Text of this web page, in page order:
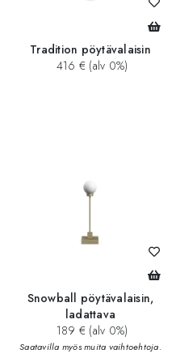
Tradition pöytävalaisin
416 € (alv 0%)
Snowball pöytävalaisin,
ladattava
189 € (alv 0%)
Saatavilla myös muita vaihtoehtoja.